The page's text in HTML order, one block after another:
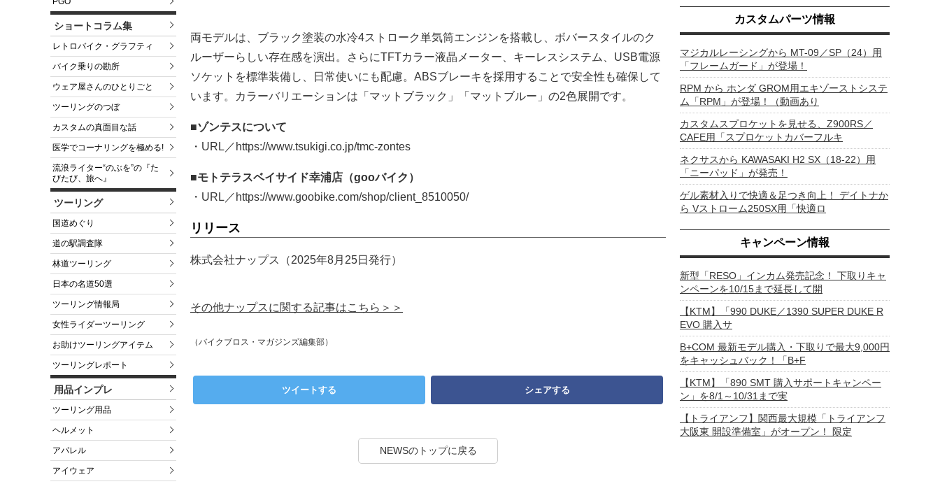
ショートコラム集
レトロバイク・グラフティ
バイク乗りの勘所
ウェア屋さんのひとりごと
ツーリングのつぼ
カスタムの真面目な話
医学でコーナリングを極める!
流浪ライター“のぶを”の『た
びたび、旅へ』
ツーリング
国道めぐり
道の駅調査隊
林道ツーリング
日本の名道50選
ツーリング情報局
女性ライダーツーリング
お助けツーリングアイテム
ツーリングレポート
用品インプレ
ツーリング用品
ヘルメット
アパレル
アイウェア
両モデルは、ブラック塗装の水冷4ストローク単気筒エンジンを搭載し、ボバースタイルのク
ルーザーらしい存在感を演出。さらにTFTカラー液晶メーター、キーレスシステム、USB電源
ソケットを標準装備し、日常使いにも配慮。ABSブレーキを採用することで安全性も確保して
います。カラーバリエーションは「マットブラック」「マットブルー」の2色展開です。
■ゾンテスについて
・URL／https://www.tsukigi.co.jp/tmc-zontes
■モトテラスベイサイド幸浦店（gooバイク）
・URL／https://www.goobike.com/shop/client_8510050/
リリース
株式会社ナップス（2025年8月25日発行）
その他ナップスに関する記事はこちら＞＞
（バイクブロス・マガジンズ編集部）
ツイートする シェアする
NEWSのトップに戻る
カスタムパーツ情報
マジカルレーシングから MT-09／SP（24）用
「フレームガード」が登場！
RPM から ホンダ GROM用エキゾーストシステ
ム「RPM」が登場！（動画あり
カスタムスプロケットを見せる、Z900RS／
CAFE用「スプロケットカバーフルキ
ネクサスから KAWASAKI H2 SX（18-22）用
「ニーパッド」が発売！
ゲル素材入りで快適＆足つき向上！ デイトナか
ら Vストローム250SX用「快適ロ
キャンペーン情報
新型「RESO」インカム発売記念！ 下取りキャ
ンペーンを10/15まで延長して開
【KTM】「990 DUKE／1390 SUPER DUKE R
EVO 購入サ
B+COM 最新モデル購入・下取りで最大9,000円
をキャッシュバック！「B+F
【KTM】「890 SMT 購入サポートキャンペー
ン」を8/1～10/31まで実
【トライアンフ】関西最大規模「トライアンフ
大阪東 開設準備室」がオープン！ 限定